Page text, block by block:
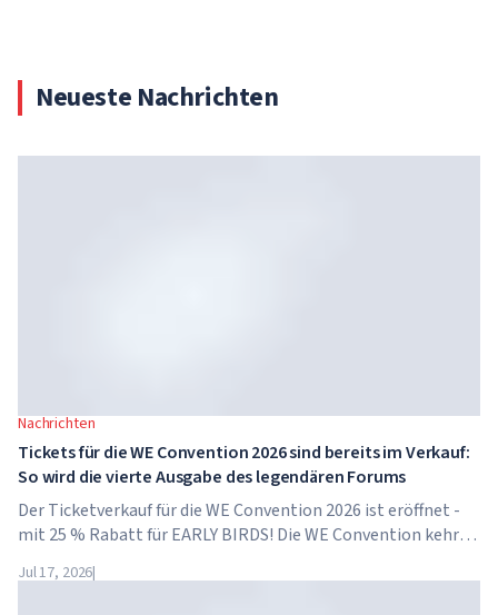
Neueste Nachrichten
Nachrichten
Tickets für die WE Convention 2026 sind bereits im Verkauf:
So wird die vierte Ausgabe des legendären Forums
Der Ticketverkauf für die WE Convention 2026 ist eröffnet -
mit 25 % Rabatt für EARLY BIRDS! Die WE Convention kehrt
November 2026 findet das Forum im...
Jul 17, 2026|